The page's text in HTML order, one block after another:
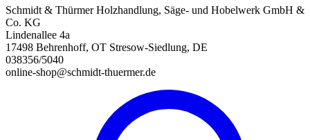
Schmidt & Thürmer Holzhandlung, Säge- und Hobelwerk GmbH &
Co. KG
Lindenallee 4a
17498 Behrenhoff, OT Stresow-Siedlung, DE
038356/5040
online-shop@schmidt-thuermer.de